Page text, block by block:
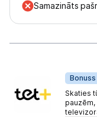
Samazināts
Bonuss
Skaties